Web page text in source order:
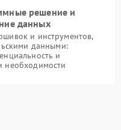
решение и
данных
и инструментов,
данными:
и
необходимости